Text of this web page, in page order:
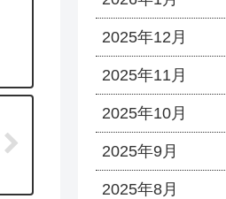
2025年12月
2025年11月
2025年10月
2025年9月
2025年8月